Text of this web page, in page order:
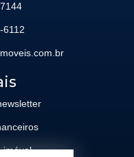
6112
imóvel